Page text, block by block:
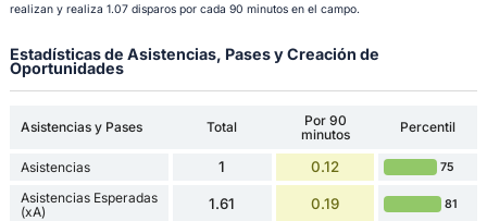
realizan y realiza 1.07 disparos por cada 90 minutos en el campo.
Estadísticas de Asistencias, Pases y Creación de
Oportunidades
Asistencias y Pases Total
Por 90
minutos
Percentil
Asistencias 1 0.12 75
Asistencias Esperadas
(xA)
1.61 0.19 81